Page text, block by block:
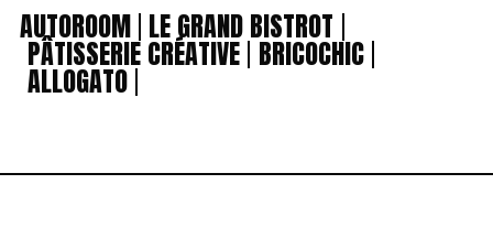
AUTOROOM LE GRAND BISTROT
PÂTISSERIE CRÉATIVE BRICOCHIC
ALLOGATO